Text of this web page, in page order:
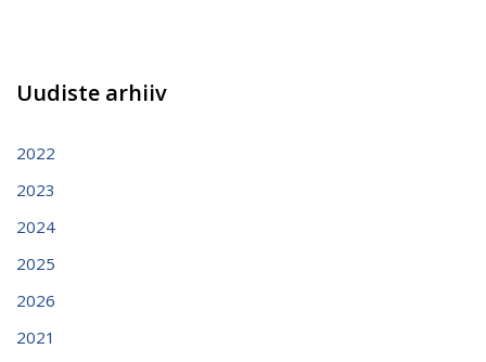
Uudiste arhiiv
2022
2023
2024
2025
2026
2021